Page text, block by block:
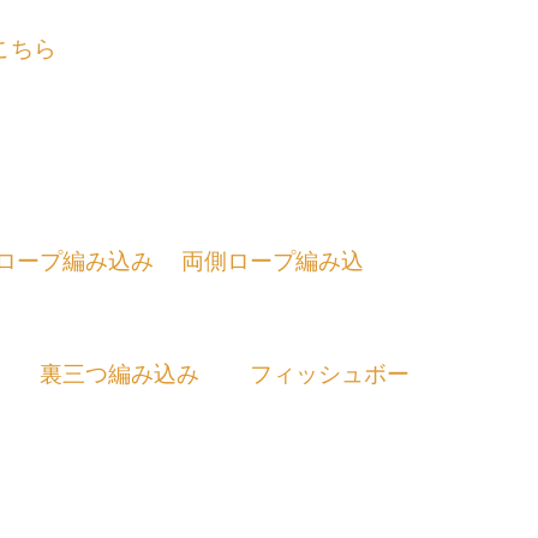
ちら
ープ編み込み
両側ロープ編み込
裏三つ編み込み
フィッシュボー